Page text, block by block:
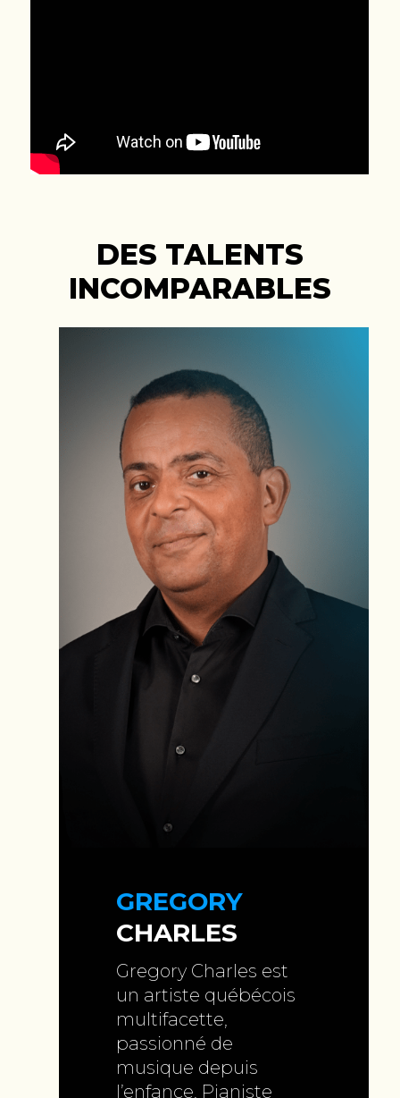
DES TALENTS
INCOMPARABLES
GREGORY
CHARLES
Gregory Charles est
un artiste québécois
multifacette,
passionné de
musique depuis
l’enfance. Pianiste